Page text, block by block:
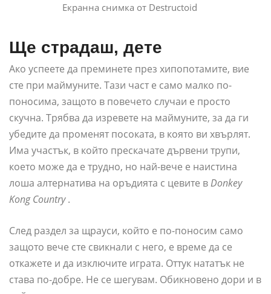
Екранна снимка от Destructoid
Ще страдаш, дете
Ако успеете да преминете през хипопотамите, вие
сте при маймуните. Тази част е само малко по-
поносима, защото в повечето случаи е просто
скучна. Трябва да изревете на маймуните, за да ги
убедите да променят посоката, в която ви хвърлят.
Има участък, в който прескачате дървени трупи,
което може да е трудно, но най-вече е наистина
лоша алтернатива на оръдията с цевите вDonkey
Kong Country.
След раздел за щрауси, който е по-поносим само
защото вече сте свикнали с него, е време да се
откажете и да изключите играта. Оттук нататък не
става по-добре. Не се шегувам. Обикновено дори и в